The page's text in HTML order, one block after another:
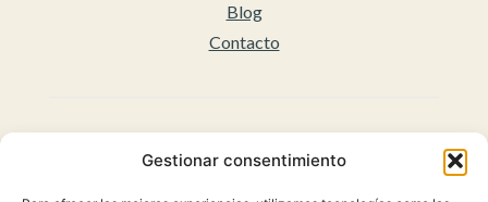
Gestionar consentimiento
Blog
Contacto